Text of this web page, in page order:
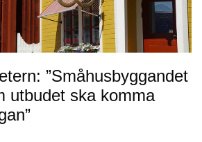
”Småhusbyggandet
utbudet ska komma